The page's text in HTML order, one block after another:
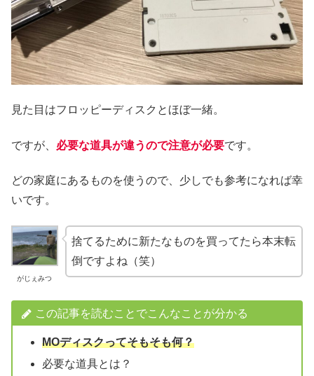
見た目はフロッピーディスクとほぼ一緒。
ですが、 必要な道具が違うので注意が必要です。
どの家庭にあるものを使うので、少しでも参考になれば幸
いです。
がじぇみつ
捨てるために新たなものを買ってたら本末転
倒ですよね（笑）
この記事を読むことでこんなことが分かる
MOディスクってそもそも何？
必要な道具とは？